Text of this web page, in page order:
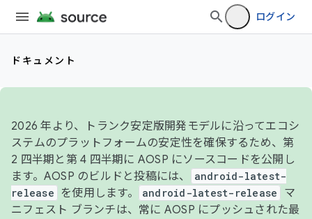
ログイン
ドキュメント
2026 年より、トランク安定版開発モデルに沿ってエコシ
ステムのプラットフォームの安定性を確保するため、第
2 四半期と第 4 四半期に AOSP にソースコードを公開し
ます。AOSP のビルドと投稿には、
android-latest-
release
を使用します。 android-latest-release
マ
ニフェスト ブランチは、常に AOSP にプッシュされた最